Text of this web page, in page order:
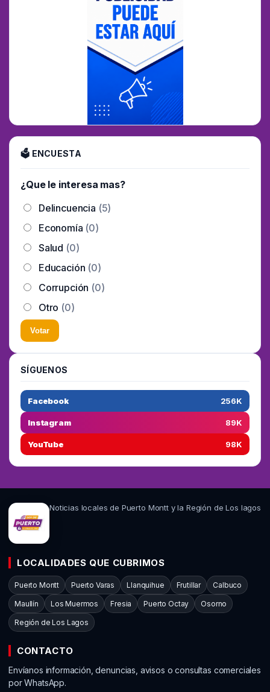
🗳 ENCUESTA
¿Que le interesa mas?
Delincuencia (5)
Economía (0)
Salud (0)
Educación (0)
Corrupción (0)
Otro (0)
Votar
SÍGUENOS
Facebook 256K
Instagram 89K
YouTube 98K
Noticias locales de Puerto Montt y la Región de Los lagos
LOCALIDADES QUE CUBRIMOS
Puerto Montt Puerto Varas Llanquihue Frutillar Calbuco
Maullín Los Muermos Fresia Puerto Octay Osorno
Región de Los Lagos
CONTACTO
Envíanos información, denuncias, avisos o consultas comerciales
por WhatsApp.